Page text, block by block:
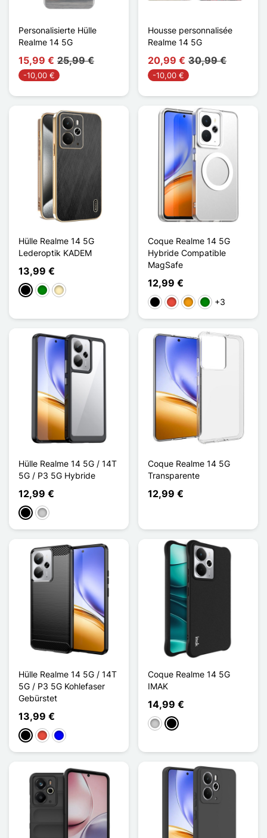
Personalisierte Hülle
Realme 14 5G
15,99 € 25,99 €
-10,00 €
Housse personnalisée
Realme 14 5G
20,99 € 30,99 €
-10,00 €
Hülle Realme 14 5G
Lederoptik KADEM
13,99 €
Schwarz
GrünGolden
Coque Realme 14 5G
Hybride Compatible
MagSafe
12,99 €
Schwarz
Rot Orange
Grün+3
Hülle Realme 14 5G / 14T
5G / P3 5G Hybride
12,99 €
SchwarzTransparent
Coque Realme 14 5G
Transparente
12,99 €
Hülle Realme 14 5G / 14T
5G / P3 5G Kohlefaser
Gebürstet
13,99 €
Schwarz
Rot Blau
Coque Realme 14 5G
IMAK
14,99 €
Transparent
Noir Mat